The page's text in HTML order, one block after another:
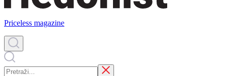
Priceless magazine